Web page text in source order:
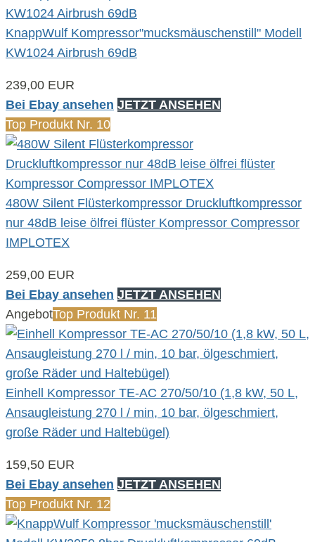
KnappWulf Kompressor"mucksmäuschenstill" Modell
KW1024 Airbrush 69dB
239,00 EUR
Bei Ebay ansehen JETZT ANSEHEN
Top Produkt Nr. 10
480W Silent Flüsterkompressor Druckluftkompressor
nur 48dB leise ölfrei flüster Kompressor Compressor
IMPLOTEX
259,00 EUR
Bei Ebay ansehen JETZT ANSEHEN
AngebotTop Produkt Nr. 11
Einhell Kompressor TE-AC 270/50/10 (1,8 kW, 50 L,
Ansaugleistung 270 l / min, 10 bar, ölgeschmiert,
große Räder und Haltebügel)
159,50 EUR
Bei Ebay ansehen JETZT ANSEHEN
Top Produkt Nr. 12